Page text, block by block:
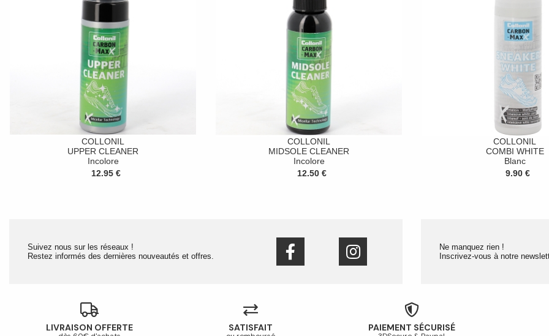
COLLONIL
UPPER CLEANER
Incolore
12.95 €
COLLONIL
MIDSOLE CLEANER
Incolore
12.50 €
COLLONIL
COMBI WHITE
Blanc
9.90 €
Suivez nous sur les réseaux !
Restez informés des dernières nouveautés et offres.
Ne manquez rien !
Inscrivez-vous à notre
LIVRAISON OFFERTE SATISFAIT PAIEMENT SÉCURISÉ